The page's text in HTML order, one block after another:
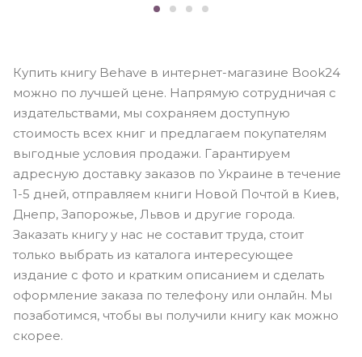
Купить книгу Behave в интернет-магазине Book24
можно по лучшей цене. Напрямую сотрудничая с
издательствами, мы сохраняем доступную
стоимость всех книг и предлагаем покупателям
выгодные условия продажи. Гарантируем
адресную доставку заказов по Украине в течение
1-5 дней, отправляем книги Новой Почтой в Киев,
Днепр, Запорожье, Львов и другие города.
Заказать книгу у нас не составит труда, стоит
только выбрать из каталога интересующее
издание с фото и кратким описанием и сделать
оформление заказа по телефону или онлайн. Мы
позаботимся, чтобы вы получили книгу как можно
скорее.